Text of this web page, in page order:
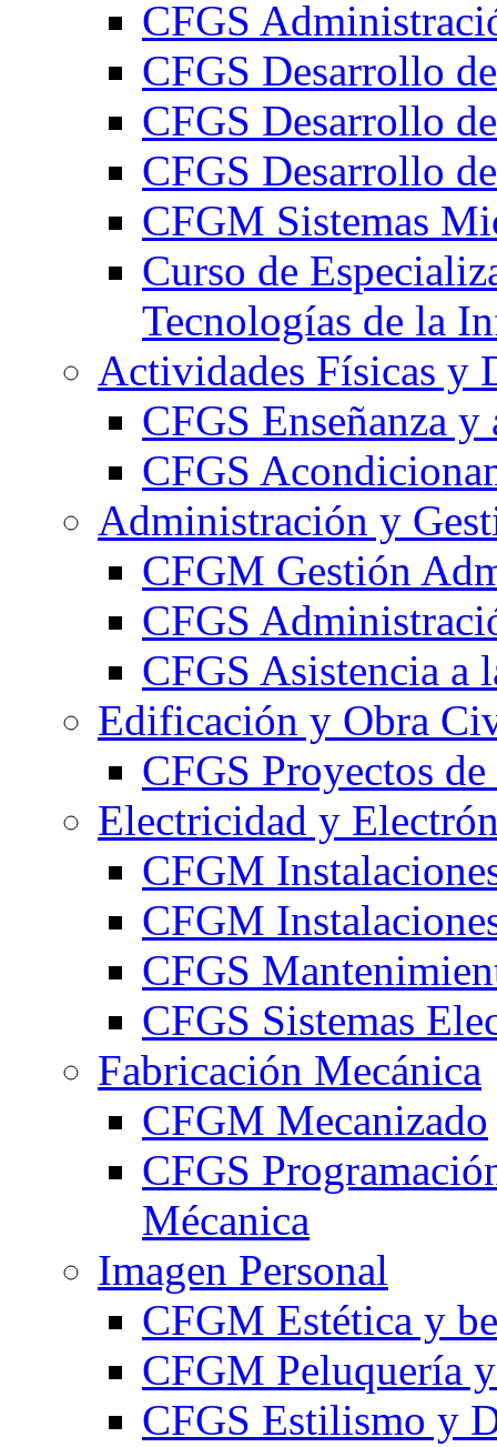
CFGS
CFGS Desarrollo
CFGS Desarrollo
CFGS Desarrollo
CFGM Sistemas
Curso de
Tecnologías de la
Actividades Físicas y
CFGS Enseñanza
CFGS
Administración y
CFGM Gestión
CFGS
CFGS Asistencia a
Edificación y Obra
CFGS Proyectos
Electricidad y
CFGM
CFGM
CFGS
CFGS Sistemas
Fabricación Mecánica
CFGM Mecanizado
CFGS
Mécanica
Imagen Personal
CFGM Estética y
CFGM Peluquería
CFGS Estilismo y